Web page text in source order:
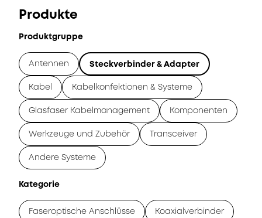
Produkte
Produktgruppe
Antennen Steckverbinder & Adapter
Kabel Kabelkonfektionen & Systeme
Glasfaser Kabelmanagement Komponenten
Werkzeuge und Zubehör Transceiver
Andere Systeme
Kategorie
Faseroptische Anschlüsse Koaxialverbinder